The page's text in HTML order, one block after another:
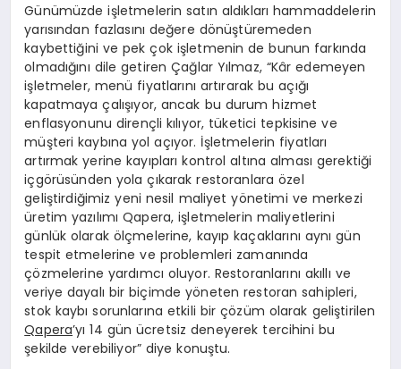
Günümüzde işletmelerin satın aldıkları hammaddelerin
yarısından fazlasını değere dönüştüremeden
kaybettiğini ve pek çok işletmenin de bunun farkında
olmadığını dile getiren Çağlar Yılmaz, “Kâr edemeyen
işletmeler, menü fiyatlarını artırarak bu açığı
kapatmaya çalışıyor, ancak bu durum hizmet
enflasyonunu dirençli kılıyor, tüketici tepkisine ve
müşteri kaybına yol açıyor. İşletmelerin fiyatları
artırmak yerine kayıpları kontrol altına alması gerektiği
içgörüsünden yola çıkarak restoranlara özel
geliştirdiğimiz yeni nesil maliyet yönetimi ve merkezi
üretim yazılımı Qapera, işletmelerin maliyetlerini
günlük olarak ölçmelerine, kayıp kaçaklarını aynı gün
tespit etmelerine ve problemleri zamanında
çözmelerine yardımcı oluyor. Restoranlarını akıllı ve
veriye dayalı bir biçimde yöneten restoran sahipleri,
stok kaybı sorunlarına etkili bir çözüm olarak geliştirilen
Qapera’yı 14 gün ücretsiz deneyerek tercihini bu
şekilde verebiliyor” diye konuştu.